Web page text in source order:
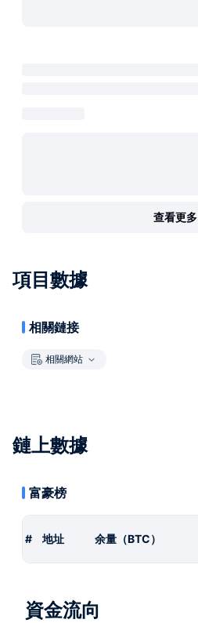
查看更多
項目數據
相關鏈接
相關網站
鏈上數據
富豪榜
# 地址 余量（BTC）
資金流向